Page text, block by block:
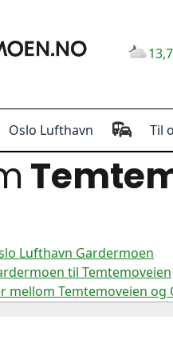
Oslo Lufthavn Til
Lufthavn Gardermoen
til Temtemoveien
mellom Temtemoveien